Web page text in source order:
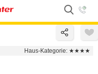
Haus-Kategorie: ★★★★